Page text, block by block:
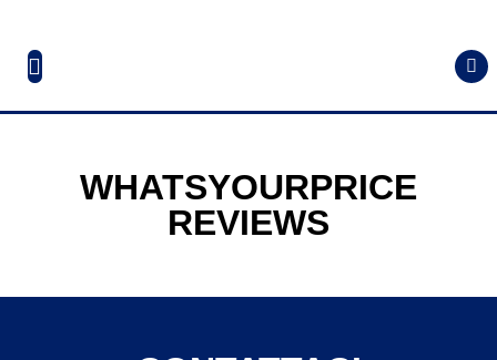
WHATSYOURPRICE
REVIEWS